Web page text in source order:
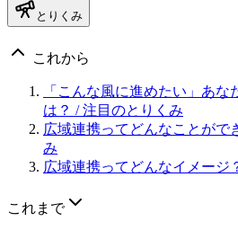
とりくみ
これから
「こんな風に進めたい」あな
は？ / 注目のとりくみ
広域連携ってどんなことがで
み
広域連携ってどんなイメージ
これまで